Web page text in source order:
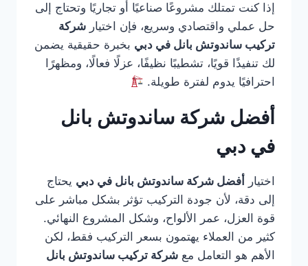
إذا كنت تمتلك مشروعًا صناعيًا أو تجاريًا وتحتاج إلى
حل عملي واقتصادي وسريع، فإن اختيار شركة
تركيب ساندوتش بانل في دبي بخبرة حقيقية يضمن
لك تنفيذًا قويًا، تشطيبًا نظيفًا، عزلًا فعالًا، ومظهرًا
احترافيًا يدوم لفترة طويلة.
أفضل شركة ساندوتش بانل
في دبي
اختيار أفضل شركة ساندوتش بانل في دبي يحتاج
إلى دقة، لأن جودة التركيب تؤثر بشكل مباشر على
قوة العزل، عمر الألواح، وشكل المشروع النهائي.
كثير من العملاء يهتمون بسعر التركيب فقط، لكن
الأهم هو التعامل مع شركة تركيب ساندوتش بانل